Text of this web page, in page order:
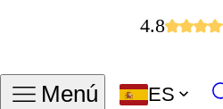
4.8
Menú ES